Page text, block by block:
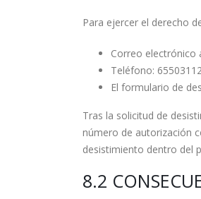
Para ejercer el derecho
Correo electrónico
Teléfono:
El formulario de
Tras la solicitud de
número de autorización
desistimiento dentro del
8.2